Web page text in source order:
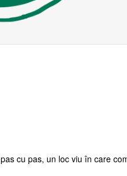
cu pas, un loc viu în care